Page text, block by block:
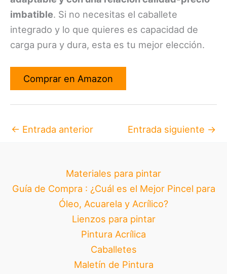
imbatible. Si no necesitas el caballete
integrado y lo que quieres es capacidad de
carga pura y dura, esta es tu mejor elección.
Comprar en Amazon
← Entrada anterior Entrada siguiente →
Materiales para pintar
Guía de Compra : ¿Cuál es el Mejor Pincel para
Óleo, Acuarela y Acrílico?
Lienzos para pintar
Pintura Acrílica
Caballetes
Maletín de Pintura